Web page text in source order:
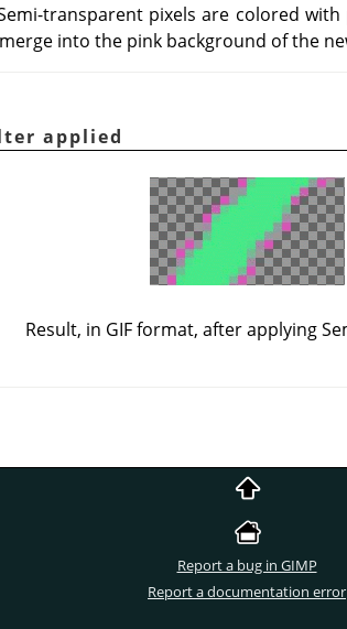
transparent pixels are colored
into the pink background of the
applied
Result, in GIF format, after applying
Report a bug in GIMP
Report a documentation error